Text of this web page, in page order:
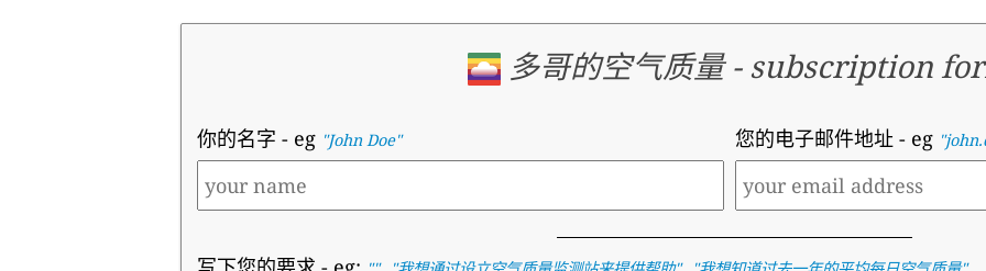
多哥的空气质量- subscription
你的名字 - eg "John Doe" 您的电子邮件地址 - eg